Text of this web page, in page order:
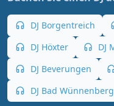
DJ Borgentreich
DJ Höxter
DJ
DJ Beverungen
DJ Bad Wünnenberg